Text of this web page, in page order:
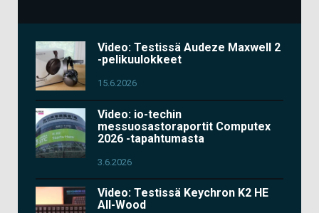
Video: Testissä Audeze Maxwell 2
-pelikuulokkeet
15.6.2026
Video: io-techin
messuosastoraportit Computex
2026 -tapahtumasta
3.6.2026
Video: Testissä Keychron K2 HE
All-Wood